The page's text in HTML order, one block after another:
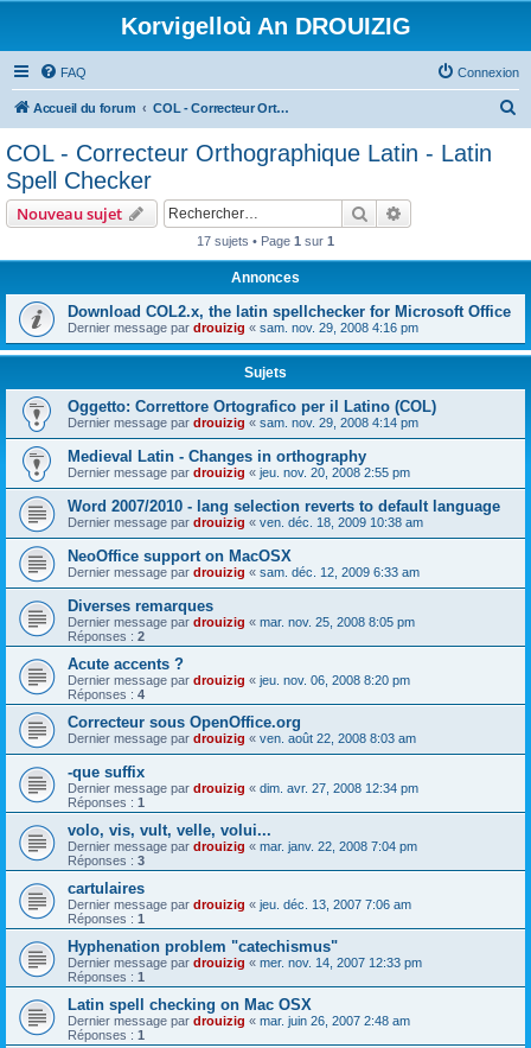
Korvigelloù An DROUIZIG
FAQ Connexion
Accueil du forum COL - Correcteur Orthographique Latin - Latin Spell Checker
COL - Correcteur Orthographique Latin - Latin
Spell Checker
Nouveau sujet Rechercher
17 sujets • Page 1 sur 1
Annonces
Download COL2.x, the latin spellchecker for Microsoft Office
Dernier message par drouizig « sam. nov. 29, 2008 4:16 pm
Sujets
Oggetto: Correttore Ortografico per il Latino (COL)
Dernier message par drouizig « sam. nov. 29, 2008 4:14 pm
Medieval Latin - Changes in orthography
Dernier message par drouizig « jeu. nov. 20, 2008 2:55 pm
Word 2007/2010 - lang selection reverts to default language
Dernier message par drouizig « ven. déc. 18, 2009 10:38 am
NeoOffice support on MacOSX
Dernier message par drouizig « sam. déc. 12, 2009 6:33 am
Diverses remarques
Dernier message par drouizig « mar. nov. 25, 2008 8:05 pm
Réponses : 2
Acute accents ?
Dernier message par drouizig « jeu. nov. 06, 2008 8:20 pm
Réponses : 4
Correcteur sous OpenOffice.org
Dernier message par drouizig « ven. août 22, 2008 8:03 am
-que suffix
Dernier message par drouizig « dim. avr. 27, 2008 12:34 pm
Réponses : 1
volo, vis, vult, velle, volui...
Dernier message par drouizig « mar. janv. 22, 2008 7:04 pm
Réponses : 3
cartulaires
Dernier message par drouizig « jeu. déc. 13, 2007 7:06 am
Réponses : 1
Hyphenation problem "catechismus"
Dernier message par drouizig « mer. nov. 14, 2007 12:33 pm
Réponses : 1
Latin spell checking on Mac OSX
Dernier message par drouizig « mar. juin 26, 2007 2:48 am
Réponses : 1